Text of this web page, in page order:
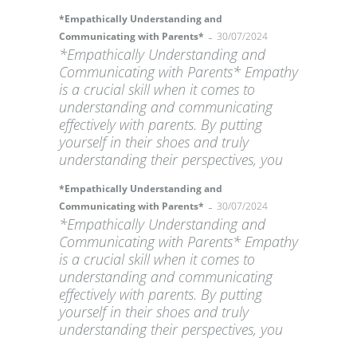
*Empathically Understanding and
Communicating with Parents* - 30/07/2024
*Empathically Understanding and
Communicating with Parents* Empathy
is a crucial skill when it comes to
understanding and communicating
effectively with parents. By putting
yourself in their shoes and truly
understanding their perspectives, you
*Empathically Understanding and
Communicating with Parents* - 30/07/2024
*Empathically Understanding and
Communicating with Parents* Empathy
is a crucial skill when it comes to
understanding and communicating
effectively with parents. By putting
yourself in their shoes and truly
understanding their perspectives, you